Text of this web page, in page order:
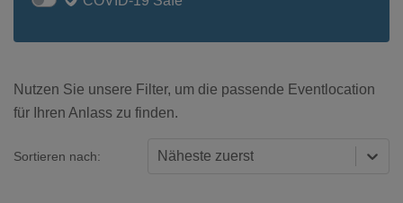
Nutzen Sie unsere Filter, um die passende Eventlocation
für Ihren Anlass zu finden.
Sortieren nach: Näheste zuerst